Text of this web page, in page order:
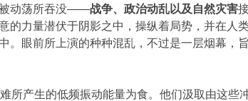
被动荡所吞没——战争、政治动乱以及自然灾害
的力量潜伏于阴影之中，操纵着局势，并在人
。眼前所上演的种种混乱，不过是一层烟幕，
所产生的低频振动能量为食。他们汲取由这